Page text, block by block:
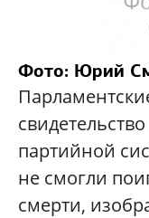
Фото: Юрий
партийной
не смогли
смерти,